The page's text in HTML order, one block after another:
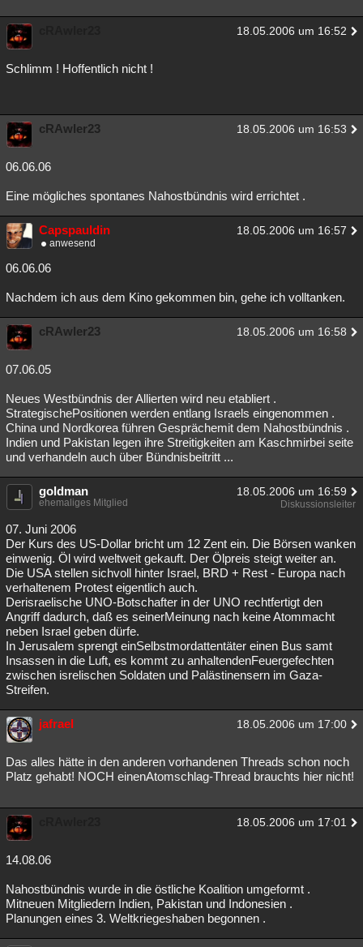
18.05.2006 um 16:52
Schlimm ! Hoffentlich nicht !
cRAwler23 18.05.2006 um 16:53
06.06.06
Eine mögliches spontanes Nahostbündnis wird errichtet .
Capspauldin 18.05.2006 um 16:57
anwesend
06.06.06
Nachdem ich aus dem Kino gekommen bin, gehe ich volltanken.
cRAwler23 18.05.2006 um 16:58
07.06.05
Neues Westbündnis der Allierten wird neu etabliert .
StrategischePositionen werden entlang Israels eingenommen .
China und Nordkorea führen Gesprächemit dem Nahostbündnis .
Indien und Pakistan legen ihre Streitigkeiten am Kaschmirbei seite
und verhandeln auch über Bündnisbeitritt ...
goldman 18.05.2006 um 16:59
ehemaliges Mitglied Diskussionsleiter
07. Juni 2006
Der Kurs des US-Dollar bricht um 12 Zent ein. Die Börsen wanken
einwenig. Öl wird weltweit gekauft. Der Ölpreis steigt weiter an.
Die USA stellen sichvoll hinter Israel, BRD + Rest - Europa nach
verhaltenem Protest eigentlich auch.
Derisraelische UNO-Botschafter in der UNO rechtfertigt den
Angriff dadurch, daß es seinerMeinung nach keine Atommacht
neben Israel geben dürfe.
In Jerusalem sprengt einSelbstmordattentäter einen Bus samt
Insassen in die Luft, es kommt zu anhaltendenFeuergefechten
zwischen isrelischen Soldaten und Palästinensern im Gaza-
Streifen.
jafrael 18.05.2006 um 17:00
Das alles hätte in den anderen vorhandenen Threads schon noch
Platz gehabt! NOCH einenAtomschlag-Thread brauchts hier nicht!
18.05.2006 um 17:01
14.08.06
Nahostbündnis wurde in die östliche Koalition umgeformt .
Mitneuen Mitgliedern Indien, Pakistan und Indonesien .
Planungen eines 3. Weltkriegeshaben begonnen .